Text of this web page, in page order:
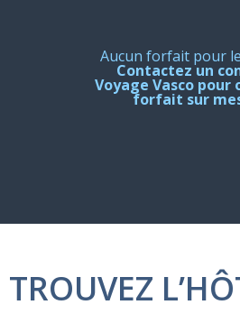
Aucun forfait pour
Contactez un
Voyage Vasco pour
forfait sur
TROUVEZ